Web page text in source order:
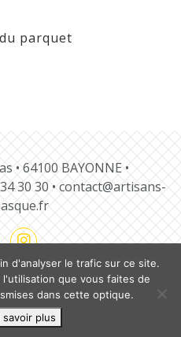
parquet
• 64100 BAYONNE •
30 30 • contact@artisans-
Mentions légales
d'analyser le trafic sur ce site.
que vous faites de
dans cette optique.
savoir plus